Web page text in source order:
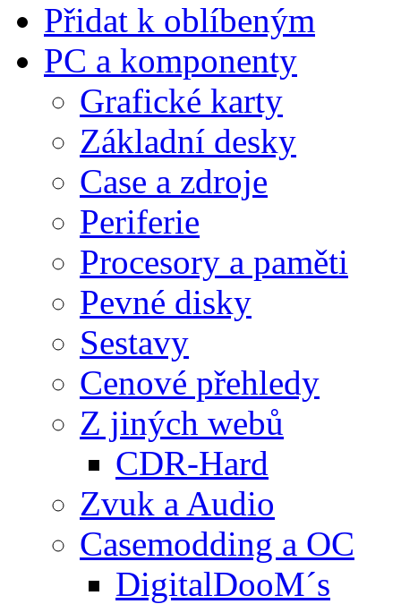
Přidat k oblíbeným
PC a komponenty
Grafické karty
Základní desky
Case a zdroje
Periferie
Procesory a paměti
Pevné disky
Sestavy
Cenové přehledy
Z jiných webů
CDR-Hard
Zvuk a Audio
Casemodding a OC
DigitalDooM´s